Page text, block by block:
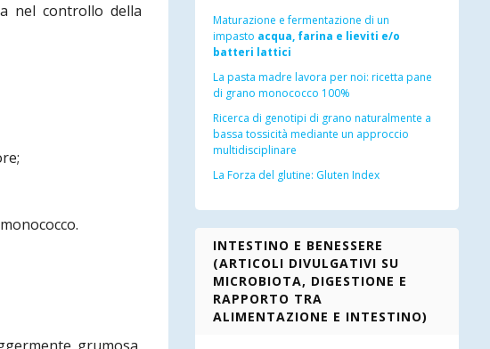
nel controllo della
Maturazione e fermentazione di un
impasto acqua, farina e lieviti e/o
batteri lattici
La pasta madre lavora per noi: ricetta pane
di grano monococco 100%
Ricerca di genotipi di grano naturalmente a
bassa tossicità mediante un approccio
multidisciplinare
La Forza del glutine: Gluten Index
INTESTINO E BENESSERE
(ARTICOLI DIVULGATIVI SU
MICROBIOTA, DIGESTIONE E
RAPPORTO TRA
ALIMENTAZIONE E INTESTINO)